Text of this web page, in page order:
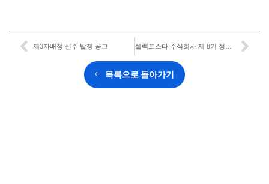
제3자배정 신주 발행 공고
목록으로 돌아가기